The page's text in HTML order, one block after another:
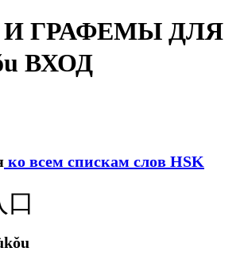
ГРАФЕМЫ ДЛЯ
ВХОД
ко всем спискам слов HSK
口